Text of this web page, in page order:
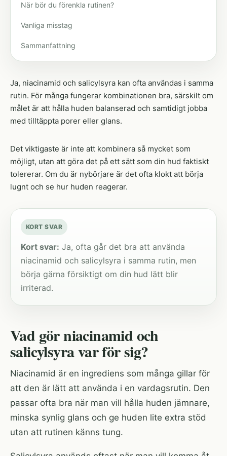
När bör du förenkla rutinen?
Vanliga misstag
Sammanfattning
Ja, niacinamid och salicylsyra kan ofta användas i samma
rutin. För många fungerar kombinationen bra, särskilt om
målet är att hålla huden balanserad och samtidigt jobba
med tilltäppta porer eller glans.
Det viktigaste är inte att kombinera så mycket som
möjligt, utan att göra det på ett sätt som din hud faktiskt
tolererar. Om du är nybörjare är det ofta klokt att börja
lugnt och se hur huden reagerar.
KORT SVAR
Kort svar: Ja, ofta går det bra att använda
niacinamid och salicylsyra i samma rutin, men
börja gärna försiktigt om din hud lätt blir
irriterad.
Vad gör niacinamid och
salicylsyra var för sig?
Niacinamid är en ingrediens som många gillar för
att den är lätt att använda i en vardagsrutin. Den
passar ofta bra när man vill hålla huden jämnare,
minska synlig glans och ge huden lite extra stöd
utan att rutinen känns tung.